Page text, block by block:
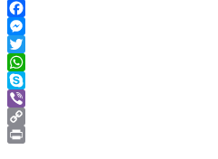
Facebook
Messenger
Twitter
WhatsApp
Skype
Viber
Copy